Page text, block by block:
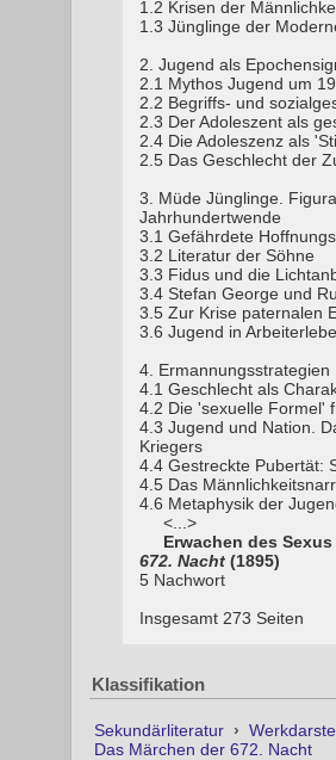
1.2 Krisen der
1.3 Jünglinge der
2. Jugend als
2.1 Mythos Jugend um
2.2 Begriffs- und
2.3 Der Adoleszent als
2.4 Die Adoleszenz als
2.5 Das Geschlecht der
3. Müde Jünglinge.
Jahrhundertwende
3.1 Gefährdete
3.2 Literatur der Söhne
3.3 Fidus und die
3.4 Stefan George und
3.5 Zur Krise paternalen
3.6 Jugend in
4. Ermannungsstrategien
4.1 Geschlecht als
4.2 Die 'sexuelle Formel'
4.3 Jugend und Nation.
Kriegers
4.4 Gestreckte Pubertät:
4.5 Das
4.6 Metaphysik der
<...>
Erwachen des
672. Nacht (1895)
5 Nachwort
Insgesamt 273 Seiten
Klassifikation
Sekundärliteratur ›
Das Märchen der 672. Nacht